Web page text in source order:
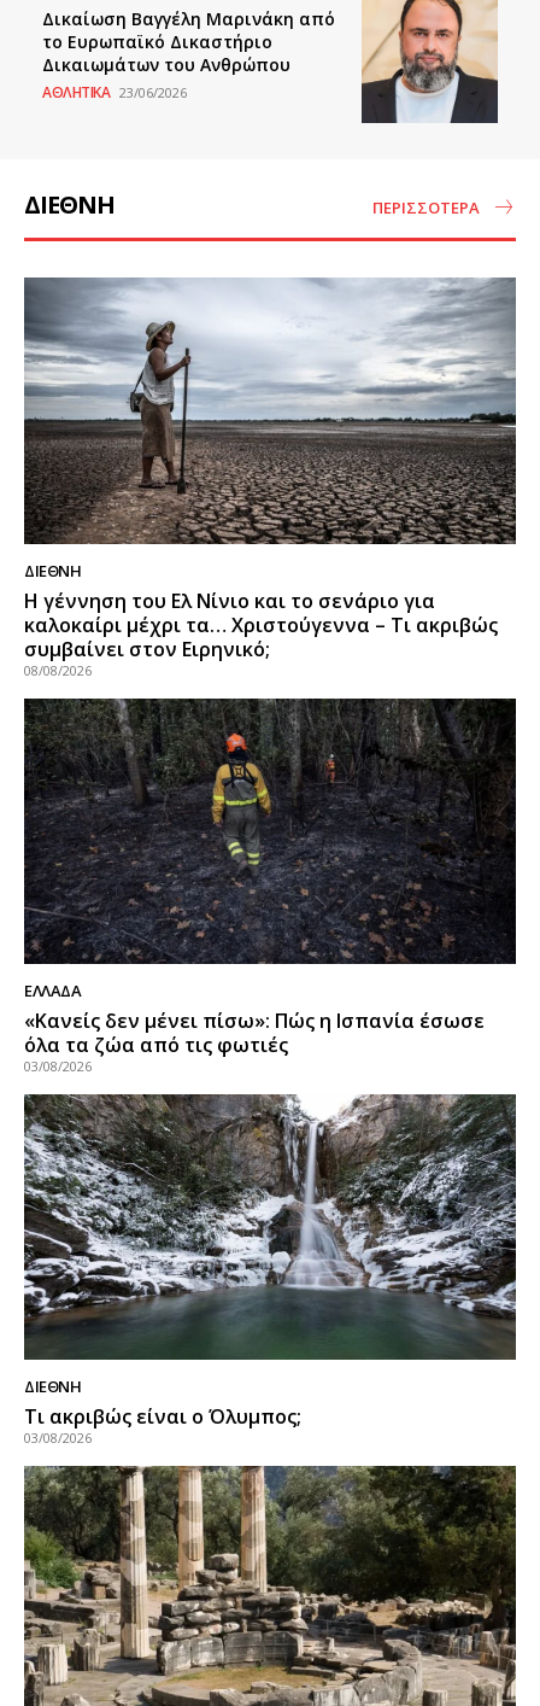
Δικαίωση Βαγγέλη Μαρινάκη από
το Ευρωπαϊκό Δικαστήριο
Δικαιωμάτων του Ανθρώπου
ΑΘΛΗΤΙΚΑ 23/06/2026
ΔΙΕΘΝΗ ΠΕΡΙΣΣΟΤΕΡΑ
ΔΙΕΘΝΉ
Η γέννηση του Ελ Νίνιο και το σενάριο για
καλοκαίρι μέχρι τα… Χριστούγεννα – Τι ακριβώς
συμβαίνει στον Ειρηνικό;
08/08/2026
ΕΛΛΑΔΑ
«Κανείς δεν μένει πίσω»: Πώς η Ισπανία έσωσε
όλα τα ζώα από τις φωτιές
03/08/2026
ΔΙΕΘΝΉ
Τι ακριβώς είναι ο Όλυμπος;
03/08/2026